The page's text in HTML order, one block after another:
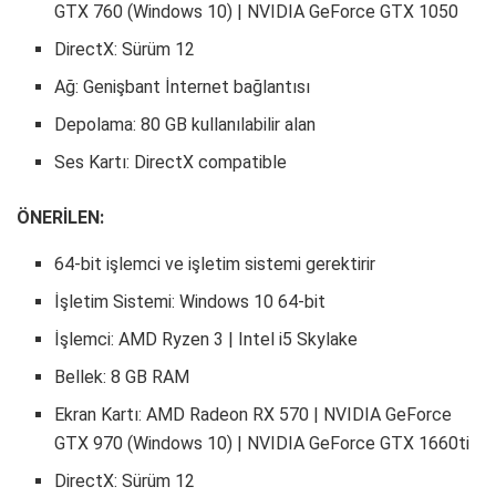
GTX 760 (Windows 10) | NVIDIA GeForce GTX 1050
DirectX: Sürüm 12
Ağ: Genişbant İnternet bağlantısı
Depolama: 80 GB kullanılabilir alan
Ses Kartı: DirectX compatible
ÖNERİLEN:
64-bit işlemci ve işletim sistemi gerektirir
İşletim Sistemi: Windows 10 64-bit
İşlemci: AMD Ryzen 3 | Intel i5 Skylake
Bellek: 8 GB RAM
Ekran Kartı: AMD Radeon RX 570 | NVIDIA GeForce
GTX 970 (Windows 10) | NVIDIA GeForce GTX 1660ti
DirectX: Sürüm 12